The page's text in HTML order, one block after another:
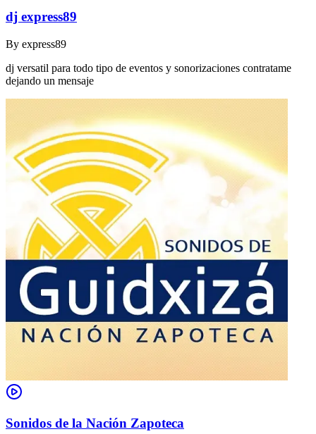
dj express89
By express89
dj versatil para todo tipo de eventos y sonorizaciones contratame
dejando un mensaje
Sonidos de la Nación Zapoteca